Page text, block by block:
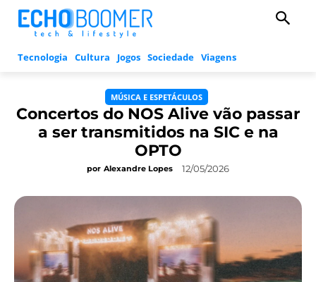
Tecnologia Cultura Jogos Sociedade Viagens
MÚSICA E ESPETÁCULOS
Concertos do NOS Alive vão passar
a ser transmitidos na SIC e na
OPTO
por Alexandre Lopes 12/05/2026